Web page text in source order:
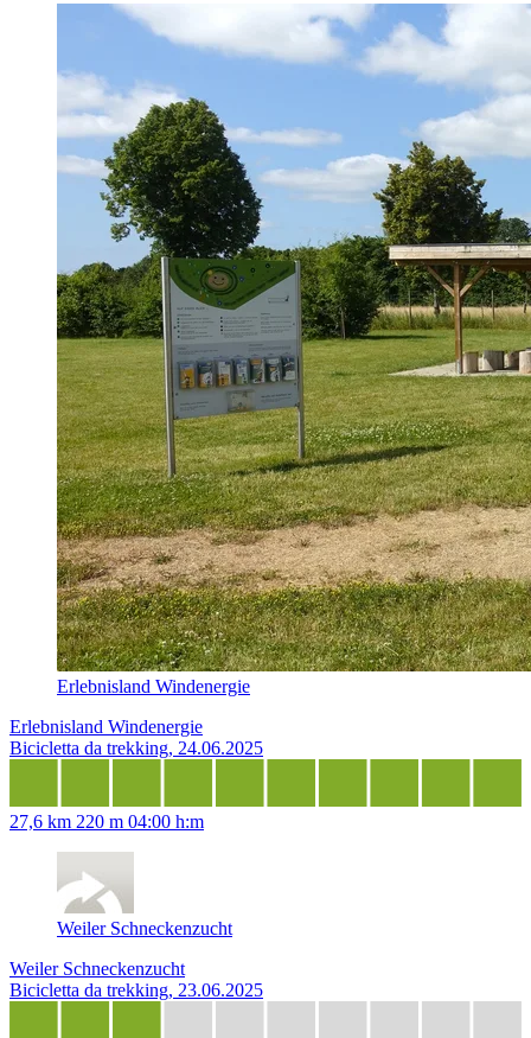
Erlebnisland Windenergie
Erlebnisland Windenergie
Bicicletta da trekking, 24.06.2025
27,6 km 220 m 04:00 h:m
Weiler Schneckenzucht
Weiler Schneckenzucht
Bicicletta da trekking, 23.06.2025